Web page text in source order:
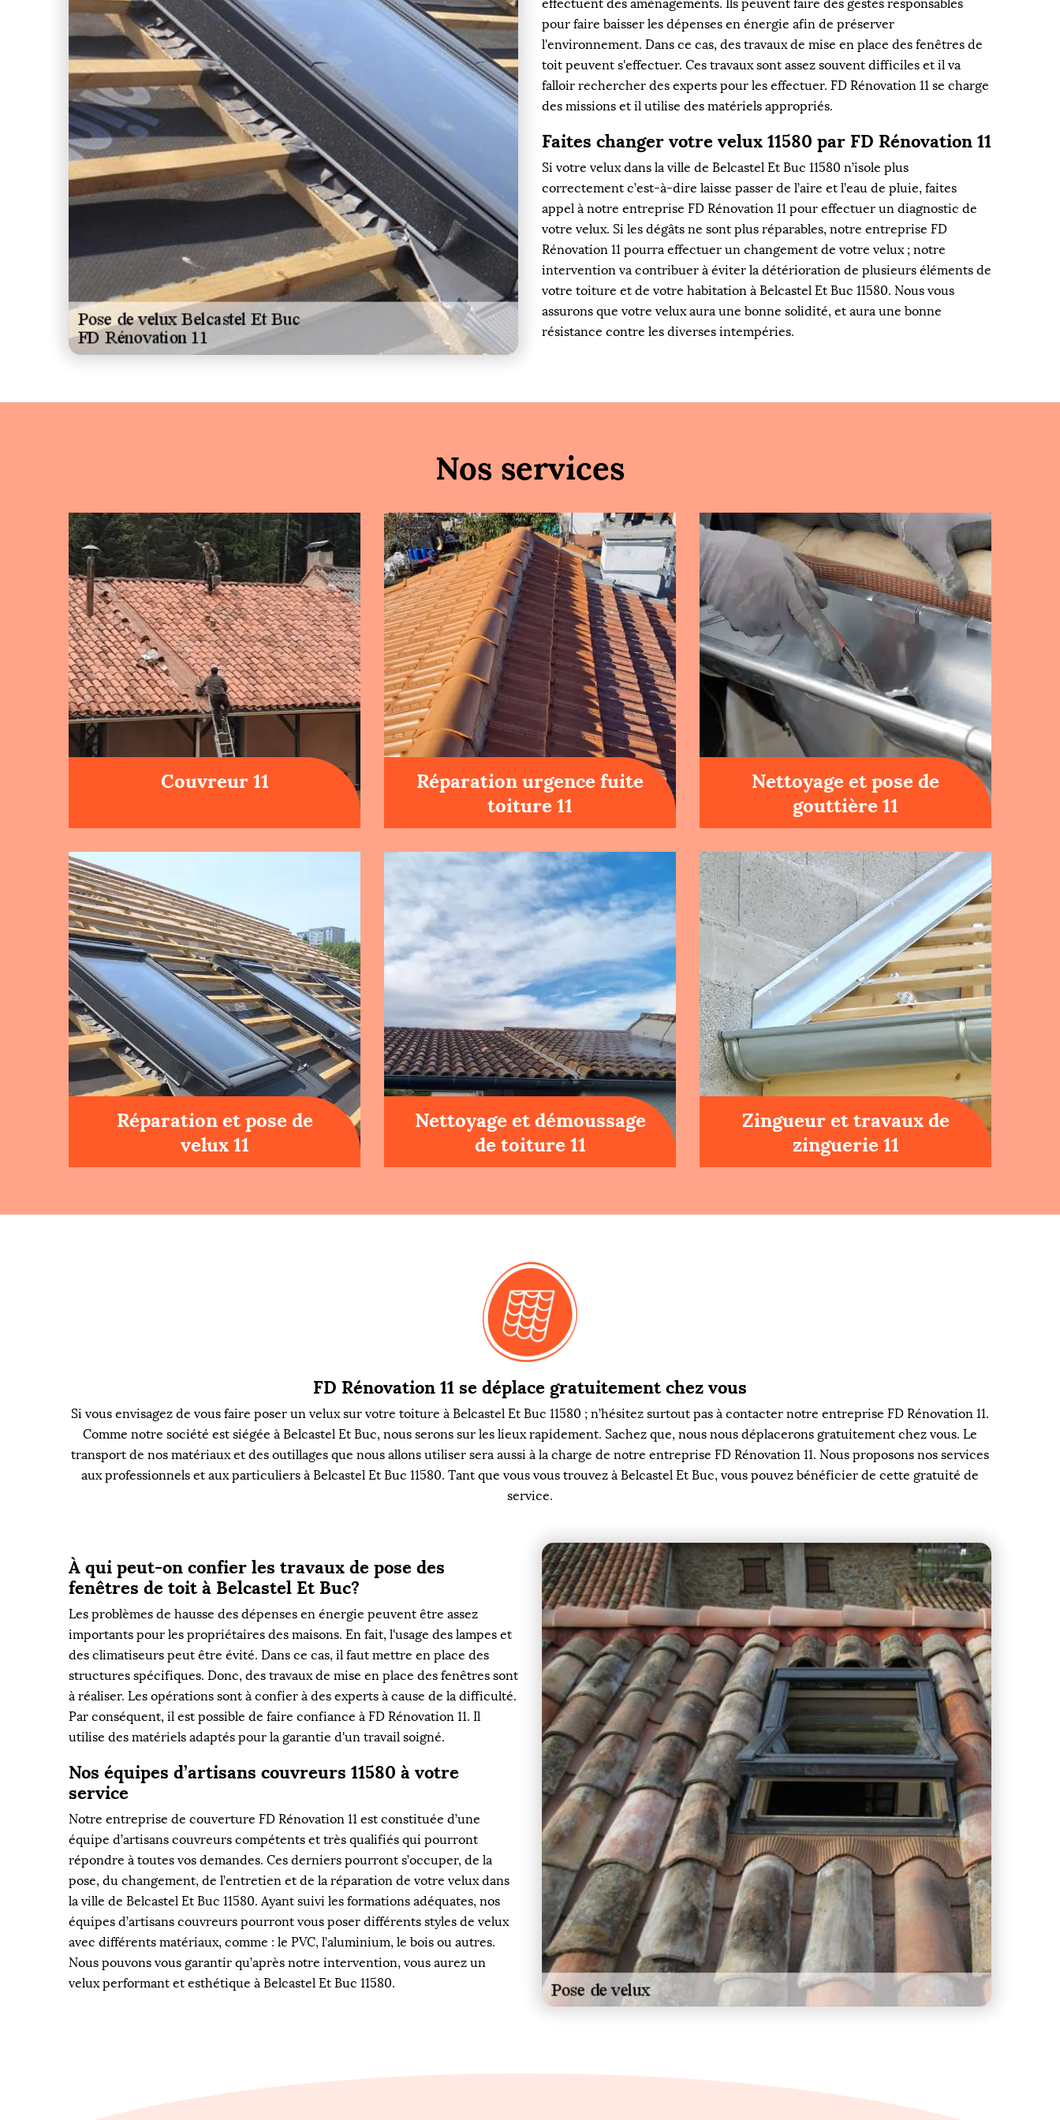
effectuent des aménagements. Ils peuvent faire des gestes responsables
pour faire baisser les dépenses en énergie afin de préserver
l'environnement. Dans ce cas, des travaux de mise en place des fenêtres de
toit peuvent s'effectuer. Ces travaux sont assez souvent difficiles et il va
falloir rechercher des experts pour les effectuer. FD Rénovation 11 se charge
des missions et il utilise des matériels appropriés.
Faites changer votre velux 11580 par FD Rénovation 11
Si votre velux dans la ville de Belcastel Et Buc 11580 n’isole plus
correctement c’est-à-dire laisse passer de l’aire et l’eau de pluie, faites
appel à notre entreprise FD Rénovation 11 pour effectuer un diagnostic de
votre velux. Si les dégâts ne sont plus réparables, notre entreprise FD
Rénovation 11 pourra effectuer un changement de votre velux ; notre
intervention va contribuer à éviter la détérioration de plusieurs éléments de
votre toiture et de votre habitation à Belcastel Et Buc 11580. Nous vous
assurons que votre velux aura une bonne solidité, et aura une bonne
résistance contre les diverses intempéries.
Nos services
Couvreur 11
Réparation urgence fuite
toiture 11
Nettoyage et pose de
gouttière 11
Réparation et pose de
velux 11
Nettoyage et démoussage
de toiture 11
Zingueur et travaux de
zinguerie 11
FD Rénovation 11 se déplace gratuitement chez vous
Si vous envisagez de vous faire poser un velux sur votre toiture à Belcastel Et Buc 11580 ; n’hésitez surtout pas à contacter notre entreprise FD Rénovation 11.
Comme notre société est siégée à Belcastel Et Buc, nous serons sur les lieux rapidement. Sachez que, nous nous déplacerons gratuitement chez vous. Le
transport de nos matériaux et des outillages que nous allons utiliser sera aussi à la charge de notre entreprise FD Rénovation 11. Nous proposons nos services
aux professionnels et aux particuliers à Belcastel Et Buc 11580. Tant que vous vous trouvez à Belcastel Et Buc, vous pouvez bénéficier de cette gratuité de
service.
À qui peut-on confier les travaux de pose des
fenêtres de toit à Belcastel Et Buc?
Les problèmes de hausse des dépenses en énergie peuvent être assez
importants pour les propriétaires des maisons. En fait, l'usage des lampes et
des climatiseurs peut être évité. Dans ce cas, il faut mettre en place des
structures spécifiques. Donc, des travaux de mise en place des fenêtres sont
à réaliser. Les opérations sont à confier à des experts à cause de la difficulté.
Par conséquent, il est possible de faire confiance à FD Rénovation 11. Il
utilise des matériels adaptés pour la garantie d'un travail soigné.
Nos équipes d’artisans couvreurs 11580 à votre
service
Notre entreprise de couverture FD Rénovation 11 est constituée d’une
équipe d’artisans couvreurs compétents et très qualifiés qui pourront
répondre à toutes vos demandes. Ces derniers pourront s’occuper, de la
pose, du changement, de l’entretien et de la réparation de votre velux dans
la ville de Belcastel Et Buc 11580. Ayant suivi les formations adéquates, nos
équipes d’artisans couvreurs pourront vous poser différents styles de velux
avec différents matériaux, comme : le PVC, l’aluminium, le bois ou autres.
Nous pouvons vous garantir qu’après notre intervention, vous aurez un
velux performant et esthétique à Belcastel Et Buc 11580.